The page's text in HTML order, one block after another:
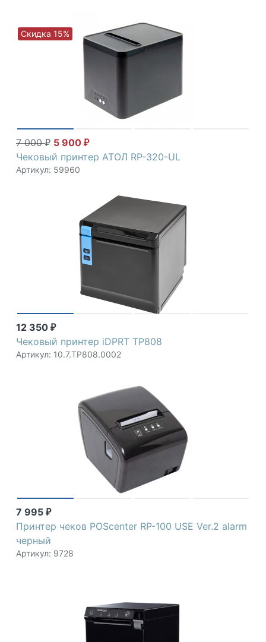
7 000₽ 5 900 ₽
Чековый принтер АТОЛ RP-320-UL
Артикул: 59960
Скидка 15%
12 350 ₽
Чековый принтер iDPRT TP808
Артикул: 10.7.TP808.0002
7 995 ₽
Принтер чеков POScenter RP-100 USE Ver.2 alarm
черный
Артикул: 9728